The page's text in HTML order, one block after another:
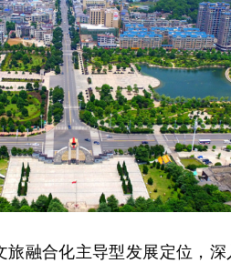
旅融合化主导型发展定位，深